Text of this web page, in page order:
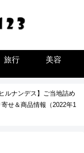
旅行 美容
ヒルナンデス】ご当地詰め
せ＆商品情報（2022年1